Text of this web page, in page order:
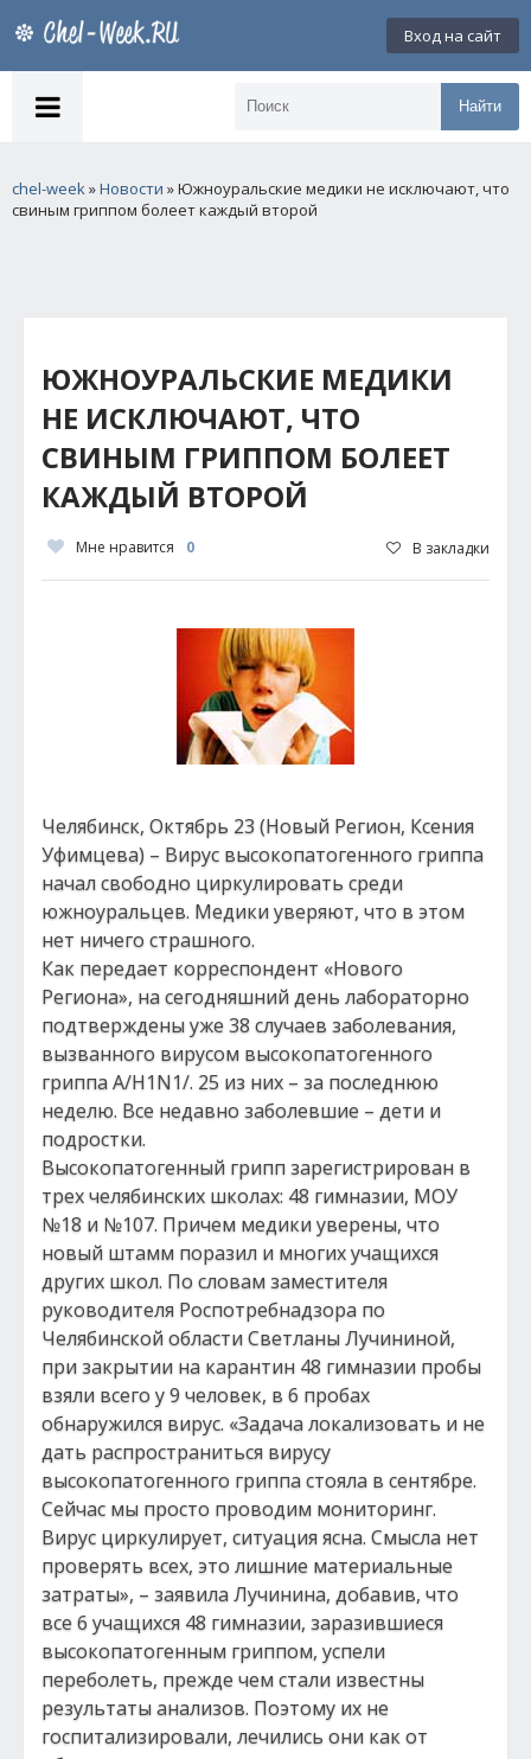
Вход на сайт
Найти
chel-week»Новости » Южноуральские медики не исключают, что
свиным гриппом болеет каждый второй
ЮЖНОУРАЛЬСКИЕ МЕДИКИ
НЕ ИСКЛЮЧАЮТ, ЧТО
СВИНЫМ ГРИППОМ БОЛЕЕТ
КАЖДЫЙ ВТОРОЙ
Мне нравится 0 В закладки
Челябинск, Октябрь 23 (Новый Регион, Ксения
Уфимцева) – Вирус высокопатогенного гриппа
начал свободно циркулировать среди
южноуральцев. Медики уверяют, что в этом
нет ничего страшного.
Как передает корреспондент «Нового
Региона», на сегодняшний день лабораторно
подтверждены уже 38 случаев заболевания,
вызванного вирусом высокопатогенного
гриппа А/H1N1/. 25 из них – за последнюю
неделю. Все недавно заболевшие – дети и
подростки.
Высокопатогенный грипп зарегистрирован в
трех челябинских школах: 48 гимназии, МОУ
№18 и №107. Причем медики уверены, что
новый штамм поразил и многих учащихся
других школ. По словам заместителя
руководителя Роспотребнадзора по
Челябинской области Светланы Лучининой,
при закрытии на карантин 48 гимназии пробы
взяли всего у 9 человек, в 6 пробах
обнаружился вирус. «Задача локализовать и не
дать распространиться вирусу
высокопатогенного гриппа стояла в сентябре.
Сейчас мы просто проводим мониторинг.
Вирус циркулирует, ситуация ясна. Смысла нет
проверять всех, это лишние материальные
затраты», – заявила Лучинина, добавив, что
все 6 учащихся 48 гимназии, заразившиеся
высокопатогенным гриппом, успели
переболеть, прежде чем стали известны
результаты анализов. Поэтому их не
госпитализировали, лечились они как от